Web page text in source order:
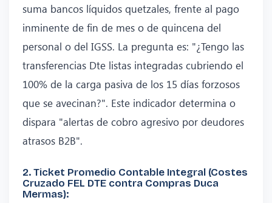
suma bancos líquidos quetzales, frente al pago
inminente de fin de mes o de quincena del
personal o del IGSS. La pregunta es: "¿Tengo las
transferencias Dte listas integradas cubriendo el
100% de la carga pasiva de los 15 días forzosos
que se avecinan?". Este indicador determina o
dispara "alertas de cobro agresivo por deudores
atrasos B2B".
2. Ticket Promedio Contable Integral (Costes
Cruzado FEL DTE contra Compras Duca
Mermas):